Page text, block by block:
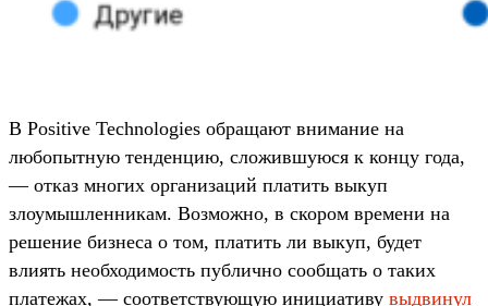
В Positive Technologies обращают внимание на
любопытную тенденцию, сложившуюся к концу года,
— отказ многих организаций платить выкуп
злоумышленникам. Возможно, в скором времени на
решение бизнеса о том, платить ли выкуп, будет
влиять необходимость публично сообщать о таких
платежах, — соответствующую инициативу выдвинул